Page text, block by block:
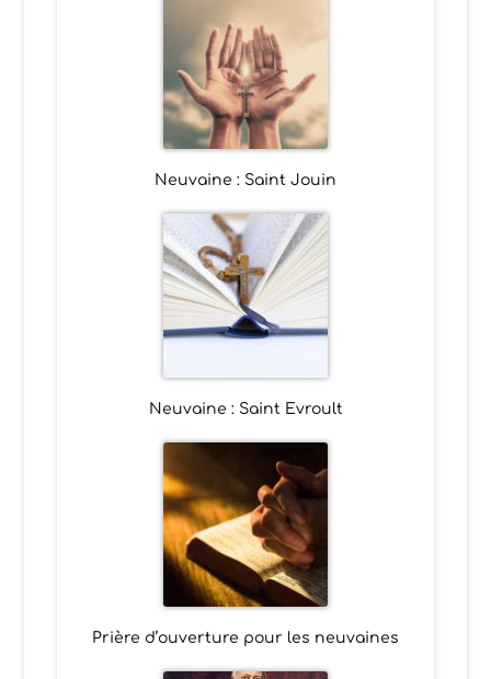
Neuvaine : Saint Jouin
Neuvaine : Saint Evroult
Prière d’ouverture pour les neuvaines